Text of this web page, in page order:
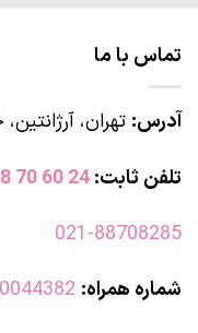
تماس با ما
آدرس: تهران، آرژانتین،
تلفن ثابت:24 60 70 88 – 021
021-88708285
شماره همراه: